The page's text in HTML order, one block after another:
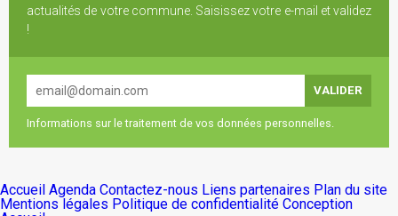
actualités de votre commune. Saisissez votre e-mail et validez
!
Informations sur le traitement de vos données personnelles.
Accueil Agenda Contactez-nous Liens partenaires Plan du site
Mentions légales Politique de confidentialité Conception